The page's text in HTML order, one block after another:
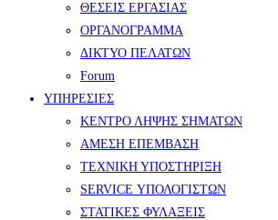
ΘΕΣΕΙΣ ΕΡΓΑΣΙΑΣ
ΟΡΓΑΝΟΓΡΑΜΜΑ
ΔΙΚΤΥΟ ΠΕΛΑΤΩΝ
Forum
ΥΠΗΡΕΣΙΕΣ
ΚΕΝΤΡΟ ΛΗΨΗΣ ΣΗΜΑΤΩΝ
ΑΜΕΣΗ ΕΠΕΜΒΑΣΗ
ΤΕΧΝΙΚΗ ΥΠΟΣΤΗΡΙΞΗ
SERVICE ΥΠΟΛΟΓΙΣΤΩΝ
ΣΤΑΤΙΚΕΣ ΦΥΛΑΞΕΙΣ